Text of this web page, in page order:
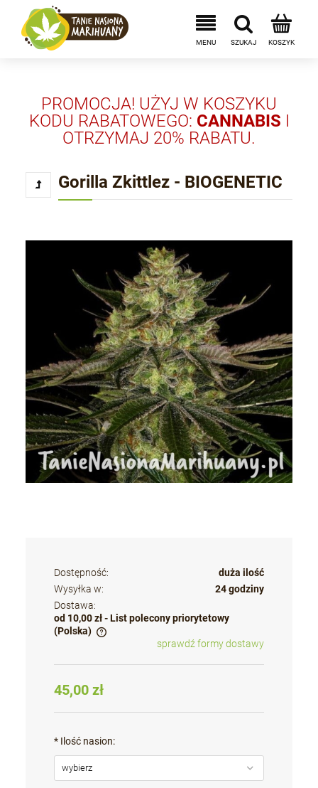
PROMOCJA! UŻYJ W KOSZYKU
KODU RABATOWEGO: CANNABIS I
OTRZYMAJ 20% RABATU.
Gorilla Zkittlez - BIOGENETIC
Dostępność:
duża ilość
Wysyłka w:
24 godziny
Dostawa:
od 10,00 zł - List polecony priorytetowy
(Polska)
Cena nie zawiera ewentualnych kosztów płatności
sprawdź formy dostawy
45,00 zł
* Ilość nasion: